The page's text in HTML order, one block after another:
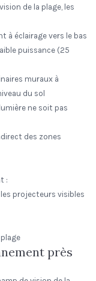
de la plage, les
à éclairage vers le bas
puissance (25
muraux à
du sol
ne soit pas
des zones
:
projecteurs visibles
près